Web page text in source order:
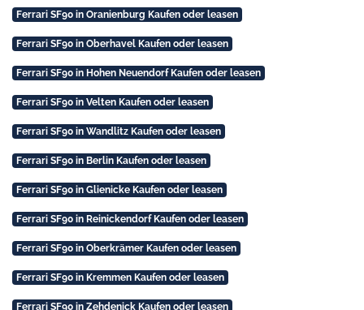
Ferrari SF90 in Oranienburg Kaufen oder leasen
Ferrari SF90 in Oberhavel Kaufen oder leasen
Ferrari SF90 in Hohen Neuendorf Kaufen oder leasen
Ferrari SF90 in Velten Kaufen oder leasen
Ferrari SF90 in Wandlitz Kaufen oder leasen
Ferrari SF90 in Berlin Kaufen oder leasen
Ferrari SF90 in Glienicke Kaufen oder leasen
Ferrari SF90 in Reinickendorf Kaufen oder leasen
Ferrari SF90 in Oberkrämer Kaufen oder leasen
Ferrari SF90 in Kremmen Kaufen oder leasen
Ferrari SF90 in Zehdenick Kaufen oder leasen